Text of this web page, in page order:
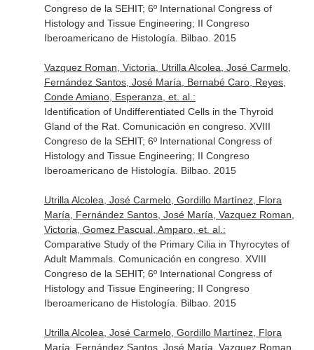
Congreso de la SEHIT; 6º International Congress of
Histology and Tissue Engineering; II Congreso
Iberoamericano de Histología. Bilbao. 2015
Vazquez Roman, Victoria, Utrilla Alcolea, José Carmelo,
Fernández Santos, José María, Bernabé Caro, Reyes,
Conde Amiano, Esperanza, et. al.:
Identification of Undifferentiated Cells in the Thyroid
Gland of the Rat. Comunicación en congreso. XVIII
Congreso de la SEHIT; 6º International Congress of
Histology and Tissue Engineering; II Congreso
Iberoamericano de Histología. Bilbao. 2015
Utrilla Alcolea, José Carmelo, Gordillo Martínez, Flora
María, Fernández Santos, José María, Vazquez Roman,
Victoria, Gomez Pascual, Amparo, et. al.:
Comparative Study of the Primary Cilia in Thyrocytes of
Adult Mammals. Comunicación en congreso. XVIII
Congreso de la SEHIT; 6º International Congress of
Histology and Tissue Engineering; II Congreso
Iberoamericano de Histología. Bilbao. 2015
Utrilla Alcolea, José Carmelo, Gordillo Martínez, Flora
María, Fernández Santos, José María, Vazquez Roman,